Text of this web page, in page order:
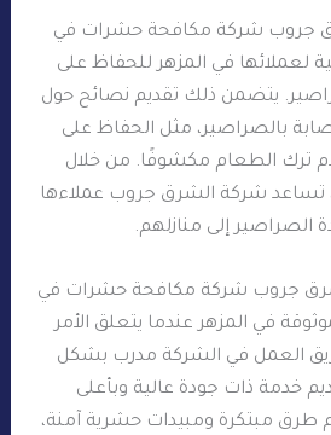
جروب شركة مكافحة حشرات في
لعملائها في المزهر للحفاظ على
يتضمن ذلك تقديم نصائح حول
بالصراصير، مثل الحفاظ على
ترك الطعام مكشوفًا. من خلال
تساعد شركة الشرق جروب عملاءها
الصراصير إلى منازلهم.
جروب شركة مكافحة حشرات في
في المزهر عندما يتعلق الأمر
العمل في الشركة مدرب بشكل
خدمة ذات جودة عالية وبأعلى
طرق مبتكرة ومبيدات حشرية آمنة،